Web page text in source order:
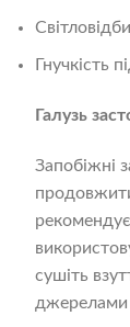
Гнучкість
Галузь
Запобіжні
сушіть
джерелами